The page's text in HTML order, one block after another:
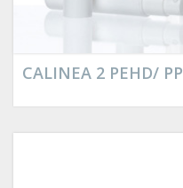
CALINEA 2 PEHD/ PP